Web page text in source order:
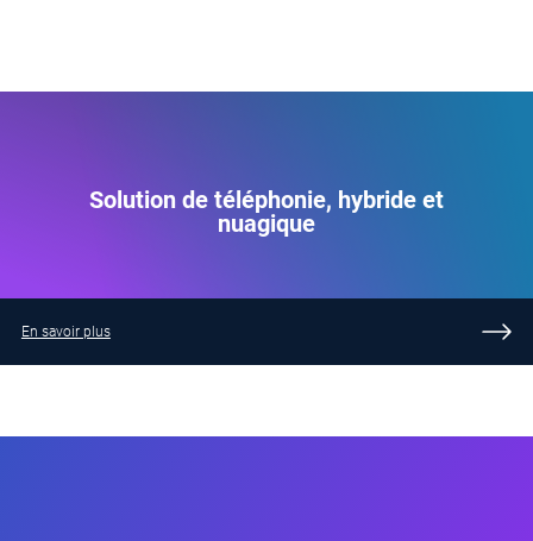
Solution de téléphonie, hybride et
nuagique
En savoir plus